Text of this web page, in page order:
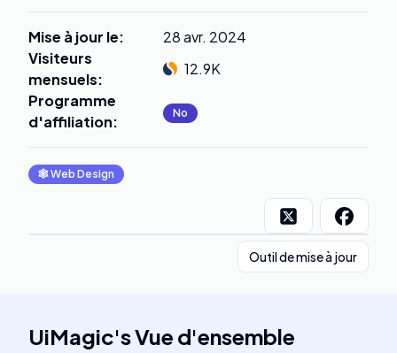
Mise à jour le:
28 avr. 2024
Visiteurs
mensuels:
12.9K
Programme
d'affiliation: No
🕸Web Design
Outil de mise à jour
UiMagic'sVue d'ensemble